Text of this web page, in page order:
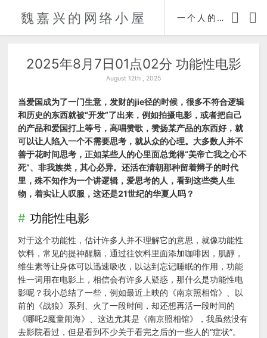
魏嘉兴的网络小屋 一个人的自传 时间轴
2025年8月7日01点02分 功能性电影
August 12th , 2025
当爱国成为了一门生意，发财的jie径的时候，很多不符合逻辑
和历史的东西就被“开发”了出来，例如拍摄电影，或者把自己
的产品和爱国打上等号，高唱赞歌，赞扬某产品的东西好，就
可以让人陷入一个不需要思考，就从众的心理。大多数人并不
善于花时间思考，正如某些人的心里面总觉得“美帝亡我之心不
死”、非我族类，其心必异。还活在清朝那种留着辫子的时代
里，殊不知作为一个讲逻辑，爱思考的人，看到这些类人生
物，着实让人叹服，这还是21世纪的华夏人吗？
功能性电影
对于这个功能性，估计许多人并不理解它的意思，就像功能性
饮料，常见的提神醒脑，通过往饮料里面添加咖啡因，肌醇，
维生素等让身体可以迅速吸收，以达到忘记睡眠的作用，功能
性一词用在电影上，相信会有许多人疑惑，那什么是功能性电
影呢？我小总结了一些，例如最近上映的《南京照相馆》、以
前的《战狼》系列、火了一段时间，却还想再活一段时间的
《哪吒2魔童闹海》、这边尤其是《南京照相馆》，我虽然没有
去影院看过，但是看到不少关于看完之后的一些人的“症状”。